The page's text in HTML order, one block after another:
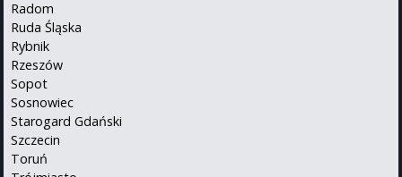
Radom
Ruda Śląska
Rybnik
Rzeszów
Sopot
Sosnowiec
Starogard Gdański
Szczecin
Toruń